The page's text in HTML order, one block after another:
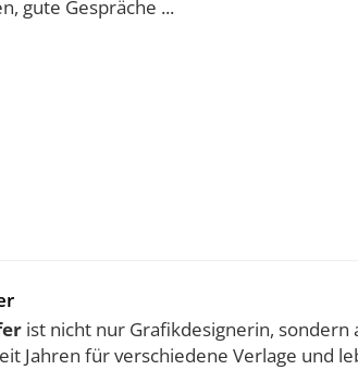
gute Gespräche ...
ist nicht nur Grafikdesignerin, sondern
Jahren für verschiedene Verlage und